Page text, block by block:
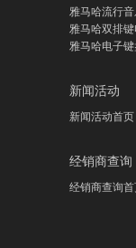
雅马哈流行
雅马哈双排
雅马哈电子
新闻活动
新闻活动首页
经销商查询
经销商查询